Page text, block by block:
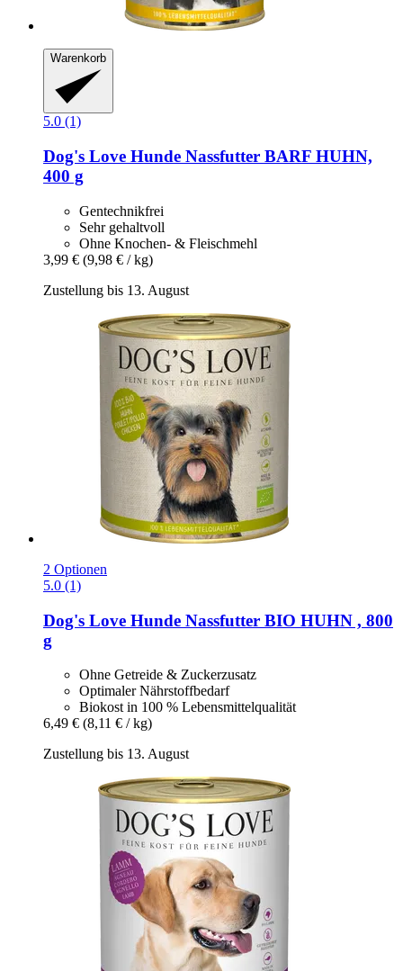
Warenkorb
5.0 (1)
Dog's Love Hunde Nassfutter BARF HUHN,
400 g
Gentechnikfrei
Sehr gehaltvoll
Ohne Knochen- & Fleischmehl
3,99 € (9,98 € / kg)
Zustellung bis 13. August
2 Optionen
5.0 (1)
Dog's Love Hunde Nassfutter BIO HUHN , 800
g
Ohne Getreide & Zuckerzusatz
Optimaler Nährstoffbedarf
Biokost in 100 % Lebensmittelqualität
6,49 € (8,11 € / kg)
Zustellung bis 13. August